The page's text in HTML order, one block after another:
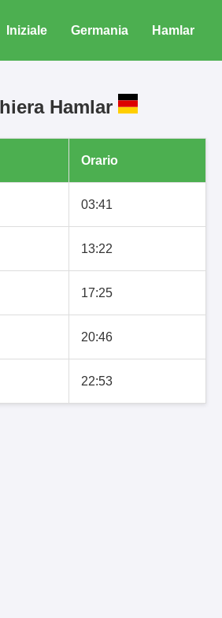
Iniziale Germania Hamlar
Hamlar
Orario
03:41
13:22
17:25
20:46
22:53